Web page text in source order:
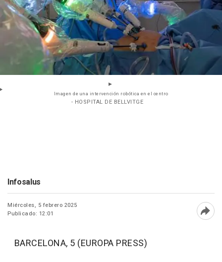
Imagen de una intervención robótica en el centro
- HOSPITAL DE BELLVITGE
Infosalus
Miércoles, 5 febrero 2025
Publicado: 12:01
BARCELONA, 5 (EUROPA PRESS)